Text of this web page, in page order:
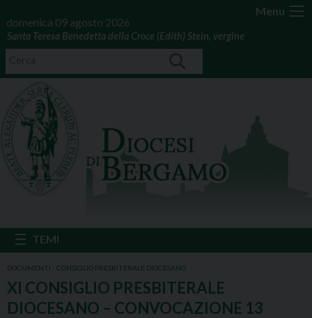
Menu
domenica 09 agosto 2026
Santa Teresa Benedetta della Croce (Edith) Stein, vergine
DOCUMENTI - CONSIGLIO PRESBITERALE DIOCESANO
XI CONSIGLIO PRESBITERALE
DIOCESANO – CONVOCAZIONE 13